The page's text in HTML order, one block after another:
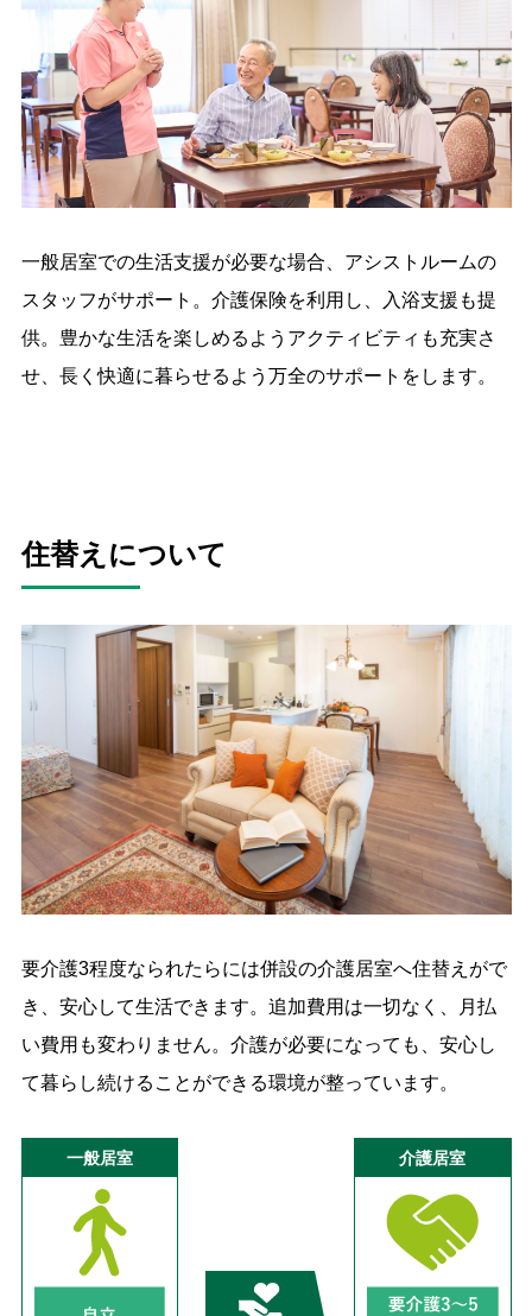
一般居室での生活支援が必要な場合、アシストルームの
スタッフがサポート。介護保険を利用し、入浴支援も提
供。豊かな生活を楽しめるようアクティビティも充実さ
せ、長く快適に暮らせるよう万全のサポートをします。
住替えについて
要介護3程度なられたらには併設の介護居室へ住替えがで
き、安心して生活できます。追加費用は一切なく、月払
い費用も変わりません。介護が必要になっても、安心し
て暮らし続けることができる環境が整っています。
一般居室 介護居室